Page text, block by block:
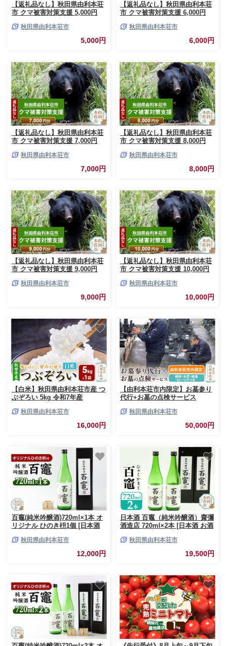
【返礼品なし】秋田県由利本荘
市 クマ被害対策支援 5,000円
秋田県由利本荘市
5,000円
【返礼品なし】秋田県由利本荘
市 クマ被害対策支援 6,000円
秋田県由利本荘市
6,000円
【返礼品なし】秋田県由利本荘
市 クマ被害対策支援 7,000円
秋田県由利本荘市
7,000円
【返礼品なし】秋田県由利本荘
市 クマ被害対策支援 8,000円
秋田県由利本荘市
8,000円
【返礼品なし】秋田県由利本荘
市 クマ被害対策支援 9,000円
秋田県由利本荘市
9,000円
【返礼品なし】秋田県由利本荘
市 クマ被害対策支援 10,000円
秋田県由利本荘市
10,000円
【白米】秋田県由利本荘市産 つ
ぶぞろい 5kg 令和7年産
秋田県由利本荘市
16,000円
【由利本荘市内限定】お墓参り
代行+お墓の点検サービス
秋田県由利本荘市
50,000円
百竈(純米吟醸酒)720ml×1本 オ
リジナル ひのき枡1個 [日本酒
ど 酒枡 さかます 7.2L セット]
秋田県由利本荘市
12,000円
日本酒 百竈（純米吟醸酒）齋彌
酒造店 720ml×2本 [日本酒 お酒
秋田県由利本荘市
19,500円